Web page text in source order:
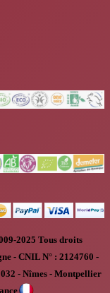
2025 Tous droits
- CNIL N° : 2124760 -
- Nîmes - Montpellier